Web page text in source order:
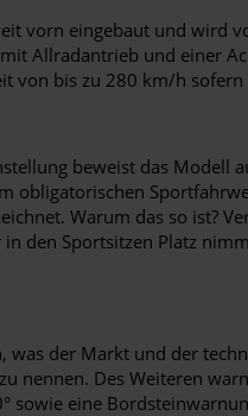
vorn eingebaut und wird
Allradantrieb und einer
von bis zu 280 km/h
beweist das
obligatorischen
Warum das so ist?
den Sportsitzen Platz
der Markt und der
nennen. Des Weiteren
sowie eine